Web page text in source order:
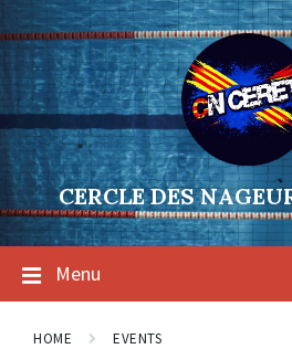
Skip
to
content
Skip
to
main
navigation
Skip
to
footer
CERCLE DES
Menu
HOME EVENTS